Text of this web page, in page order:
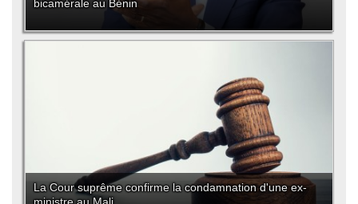
bicamérale au Bénin
La Cour suprême confirme la condamnation d'une ex-
ministre au Mali